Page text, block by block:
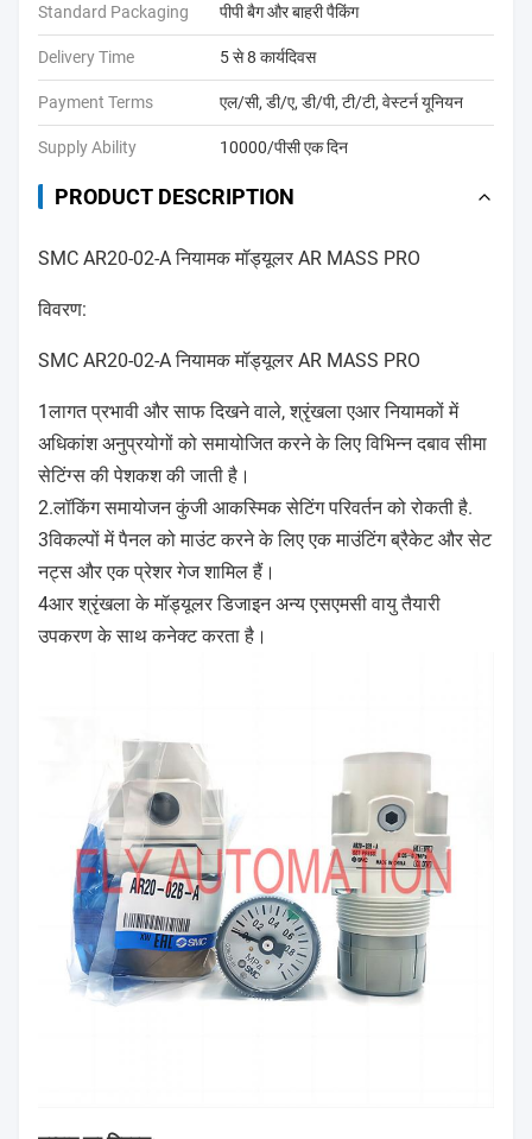
Standard Packaging पीपी बैग और बाहरी पैकिंग
Delivery Time 5 से 8 कार्यदिवस
Payment Terms एल/सी, डी/ए, डी/पी, टी/टी, वेस्टर्न यूनियन
Supply Ability 10000/पीसी एक दिन
PRODUCT DESCRIPTION
SMC AR20-02-A नियामक मॉड्यूलर AR MASS PRO
विवरण:
SMC AR20-02-A नियामक मॉड्यूलर AR MASS PRO
1लागत प्रभावी और साफ दिखने वाले, श्रृंखला एआर नियामकों में
अधिकांश अनुप्रयोगों को समायोजित करने के लिए विभिन्न दबाव सीमा
सेटिंग्स की पेशकश की जाती है।
2.लॉकिंग समायोजन कुंजी आकस्मिक सेटिंग परिवर्तन को रोकती है.
3विकल्पों में पैनल को माउंट करने के लिए एक माउंटिंग ब्रैकेट और सेट
नट्स और एक प्रेशर गेज शामिल हैं।
4आर श्रृंखला के मॉड्यूलर डिजाइन अन्य एसएमसी वायु तैयारी
उपकरण के साथ कनेक्ट करता है।